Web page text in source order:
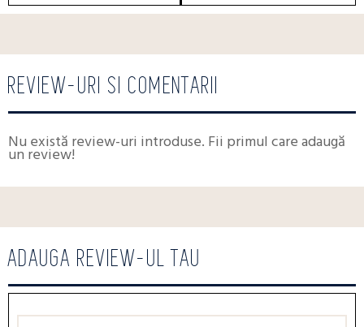
REVIEW-URI SI COMENTARII
Nu există review-uri introduse. Fii primul care adaugă
un review!
ADAUGA REVIEW-UL TAU